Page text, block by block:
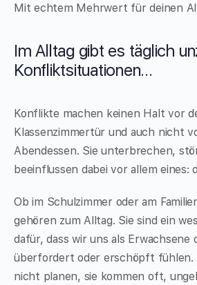
Mit echtem Mehrwert für deinen
Im Alltag gibt es täglich
Konfliktsituationen…
Konflikte machen keinen Halt vor
Klassenzimmertür und auch nicht
Abendessen. Sie unterbrechen,
beeinflussen dabei vor allem eines:
Ob im Schulzimmer oder am
gehören zum Alltag. Sie sind ein
dafür, dass wir uns als Erwachsene
überfordert oder erschöpft fühlen.
nicht planen, sie kommen oft,